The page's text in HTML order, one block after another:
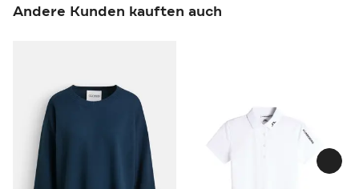
Andere Kunden kauften auch